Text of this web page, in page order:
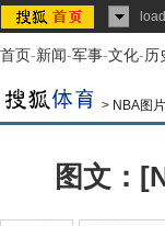
首页-新闻-军事-文化-历
> NBA图片
图文：